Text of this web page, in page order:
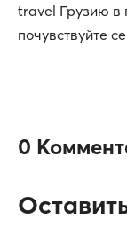
travel Грузию в
почувствуйте
0